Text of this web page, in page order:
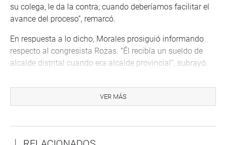
su colega, le da la contra; cuando deberíamos facilitar el
avance del proceso”, remarcó.
En respuesta a lo dicho, Morales prosiguió informando
respecto al congresista Rozas. “Él recibía un sueldo de
alcalde distrital cuando era alcalde provincial”, subrayó.
los parlamentarios Daniel Salaverry (FP), Edmundo del
Águila (AP), Octavio Salazar (FP), Wuilian Monterola (FP),
VER MÁS